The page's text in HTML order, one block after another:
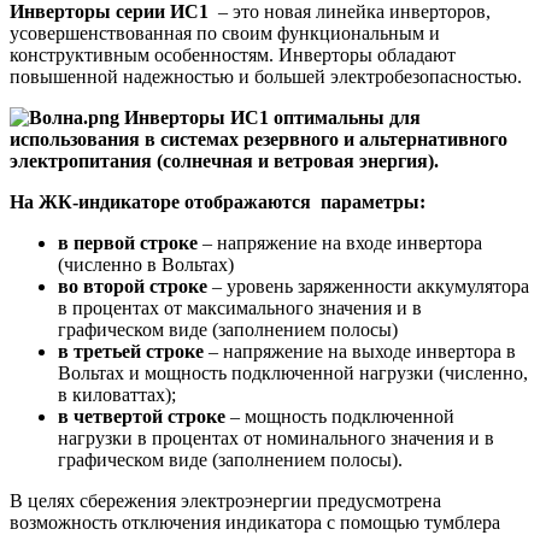
Инверторы серии ИС1 – это новая линейка инверторов,
усовершенствованная по своим функциональным и
конструктивным особенностям. Инверторы обладают
повышенной надежностью и большей электробезопасностью.
Инверторы ИС1 оптимальны для
использования в системах резервного и альтернативного
электропитания (солнечная и ветровая энергия).
На ЖК-индикаторе отображаются параметры:
в первой строке – напряжение на входе инвертора
(численно в Вольтах)
во второй строке – уровень заряженности аккумулятора
в процентах от максимального значения и в
графическом виде (заполнением полосы)
в третьей строке – напряжение на выходе инвертора в
Вольтах и мощность подключенной нагрузки (численно,
в киловаттах);
в четвертой строке – мощность подключенной
нагрузки в процентах от номинального значения и в
графическом виде (заполнением полосы).
В целях сбережения электроэнергии предусмотрена
возможность отключения индикатора с помощью тумблера